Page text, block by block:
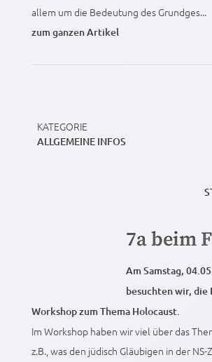
allem um die Bedeutung des Grundges...
zum ganzen Artikel
KATEGORIE
ALLGEMEINE INFOS
7a beim
Am Samstag,
besuchten wir, die
Workshop zum Thema Holocaust.
Im Workshop haben wir viel über das
z.B., was den jüdisch Gläubigen in der NS-